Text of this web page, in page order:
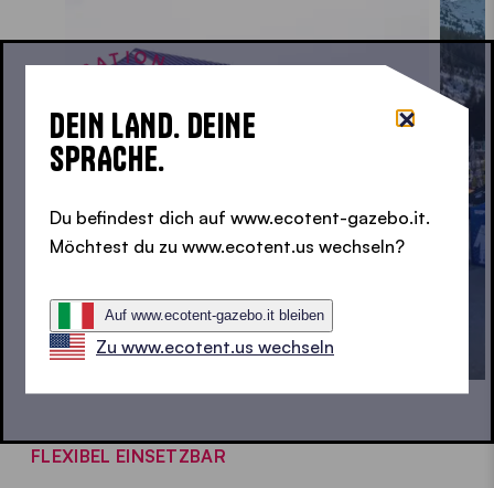
INSPIRATION • INSPIRATION • INSPIRATION •
FLEXIBEL EINSETZBAR
DEIN LAND. DEINE
SPRACHE.
Du befindest dich auf www.ecotent-gazebo.it.
Möchtest du zu www.ecotent.us wechseln?
Auf www.ecotent-gazebo.it bleiben
Zu www.ecotent.us wechseln